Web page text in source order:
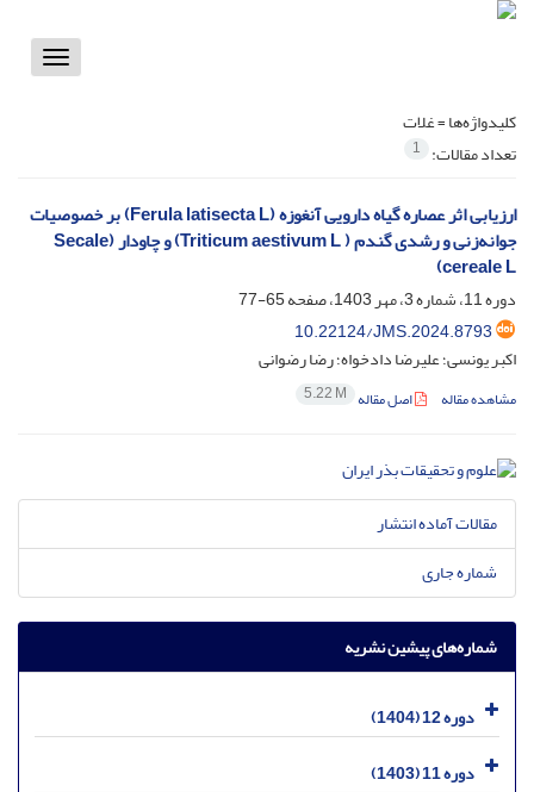
Toggle
کلیدواژه‌ها =غلات
تعداد مقالات: 1
ارزیابی اثر عصاره گیاه دارویی آنغوزه (Ferula latisecta L) بر خصوصیات
جوانه‌زنی و رشدی گندم ( Triticum aestivum L) و چاودار (Secale
cereale L)
دوره 11، شماره 3، مهر 1403، صفحه
65-77
10.22124/JMS.2024.8793
اکبر یونسی؛ علیرضا دادخواه؛ رضا رضوانی
مشاهده مقاله اصل مقاله 5.22 M
مقالات آماده انتشار
شماره جاری
شماره‌های پیشین نشریه
دوره 12 (1404)
دوره 11 (1403)